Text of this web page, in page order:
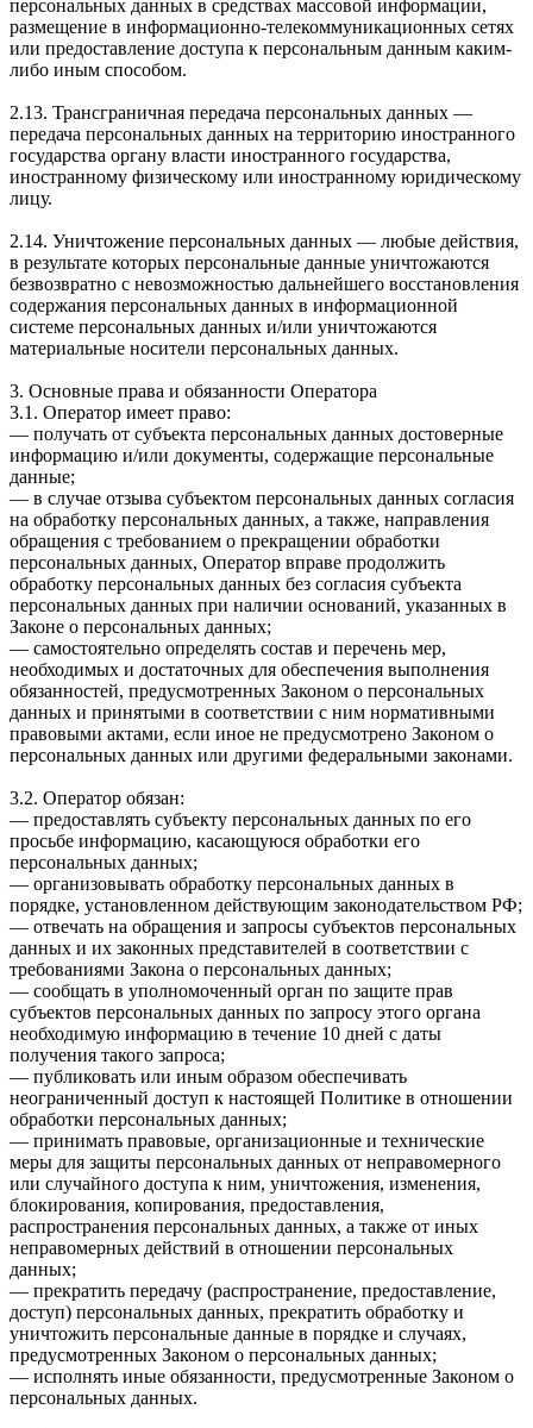
персональных данных в средствах массовой информации,
размещение в информационно-телекоммуникационных сетях
или предоставление доступа к персональным данным каким-
либо иным способом.
2.13. Трансграничная передача персональных данных —
передача персональных данных на территорию иностранного
государства органу власти иностранного государства,
иностранному физическому или иностранному юридическому
лицу.
2.14. Уничтожение персональных данных — любые действия,
в результате которых персональные данные уничтожаются
безвозвратно с невозможностью дальнейшего восстановления
содержания персональных данных в информационной
системе персональных данных и/или уничтожаются
материальные носители персональных данных.
3. Основные права и обязанности Оператора
3.1. Оператор имеет право:
— получать от субъекта персональных данных достоверные
информацию и/или документы, содержащие персональные
данные;
— в случае отзыва субъектом персональных данных согласия
на обработку персональных данных, а также, направления
обращения с требованием о прекращении обработки
персональных данных, Оператор вправе продолжить
обработку персональных данных без согласия субъекта
персональных данных при наличии оснований, указанных в
Законе о персональных данных;
— самостоятельно определять состав и перечень мер,
необходимых и достаточных для обеспечения выполнения
обязанностей, предусмотренных Законом о персональных
данных и принятыми в соответствии с ним нормативными
правовыми актами, если иное не предусмотрено Законом о
персональных данных или другими федеральными законами.
3.2. Оператор обязан:
— предоставлять субъекту персональных данных по его
просьбе информацию, касающуюся обработки его
персональных данных;
— организовывать обработку персональных данных в
порядке, установленном действующим законодательством РФ;
— отвечать на обращения и запросы субъектов персональных
данных и их законных представителей в соответствии с
требованиями Закона о персональных данных;
— сообщать в уполномоченный орган по защите прав
субъектов персональных данных по запросу этого органа
необходимую информацию в течение 10 дней с даты
получения такого запроса;
— публиковать или иным образом обеспечивать
неограниченный доступ к настоящей Политике в отношении
обработки персональных данных;
— принимать правовые, организационные и технические
меры для защиты персональных данных от неправомерного
или случайного доступа к ним, уничтожения, изменения,
блокирования, копирования, предоставления,
распространения персональных данных, а также от иных
неправомерных действий в отношении персональных
данных;
— прекратить передачу (распространение, предоставление,
доступ) персональных данных, прекратить обработку и
уничтожить персональные данные в порядке и случаях,
предусмотренных Законом о персональных данных;
— исполнять иные обязанности, предусмотренные Законом о
персональных данных.